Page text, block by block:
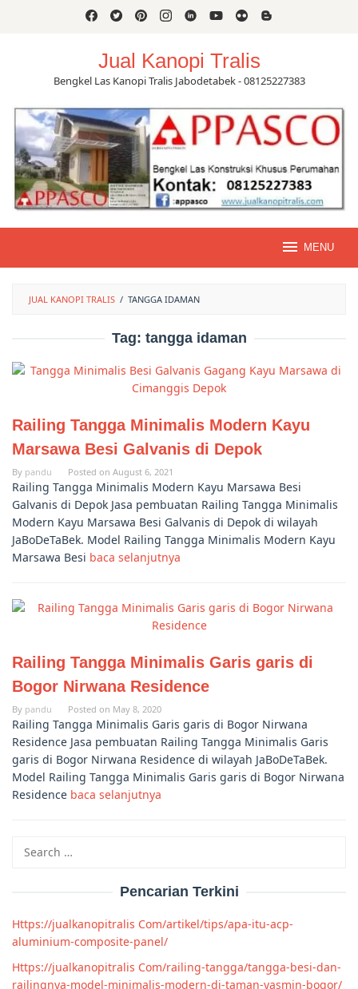
Jual Kanopi Tralis
Bengkel Las Kanopi Tralis Jabodetabek - 08125227383
MENU
JUAL KANOPI TRALIS / TANGGA IDAMAN
Tag: tangga idaman
Railing Tangga Minimalis Modern Kayu
Marsawa Besi Galvanis di Depok
By pandu Posted on August 6, 2021
Railing Tangga Minimalis Modern Kayu Marsawa Besi
Galvanis di Depok Jasa pembuatan Railing Tangga Minimalis
Modern Kayu Marsawa Besi Galvanis di Depok di wilayah
JaBoDeTaBek. Model Railing Tangga Minimalis Modern Kayu
Marsawa Besi baca selanjutnya
Railing Tangga Minimalis Garis garis di
Bogor Nirwana Residence
By pandu Posted on May 8, 2020
Railing Tangga Minimalis Garis garis di Bogor Nirwana
Residence Jasa pembuatan Railing Tangga Minimalis Garis
garis di Bogor Nirwana Residence di wilayah JaBoDeTaBek.
Model Railing Tangga Minimalis Garis garis di Bogor Nirwana
Residence baca selanjutnya
for:
Pencarian Terkini
Https://jualkanopitralis Com/artikel/tips/apa-itu-acp-
aluminium-composite-panel/
Https://jualkanopitralis Com/railing-tangga/tangga-besi-dan-
railingnya-model-minimalis-modern-di-taman-yasmin-bogor/